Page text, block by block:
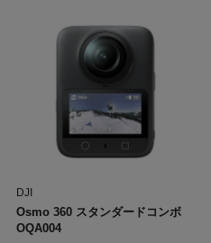
DJI
Osmo 360 スタンダードコンボ
OQA004